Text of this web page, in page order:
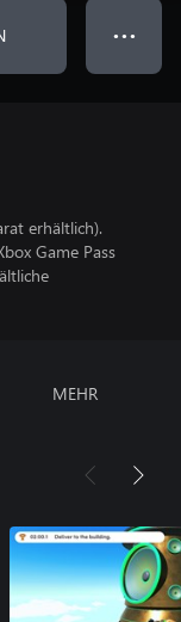
● ● ●
erhältlich).
Game Pass
MEHR